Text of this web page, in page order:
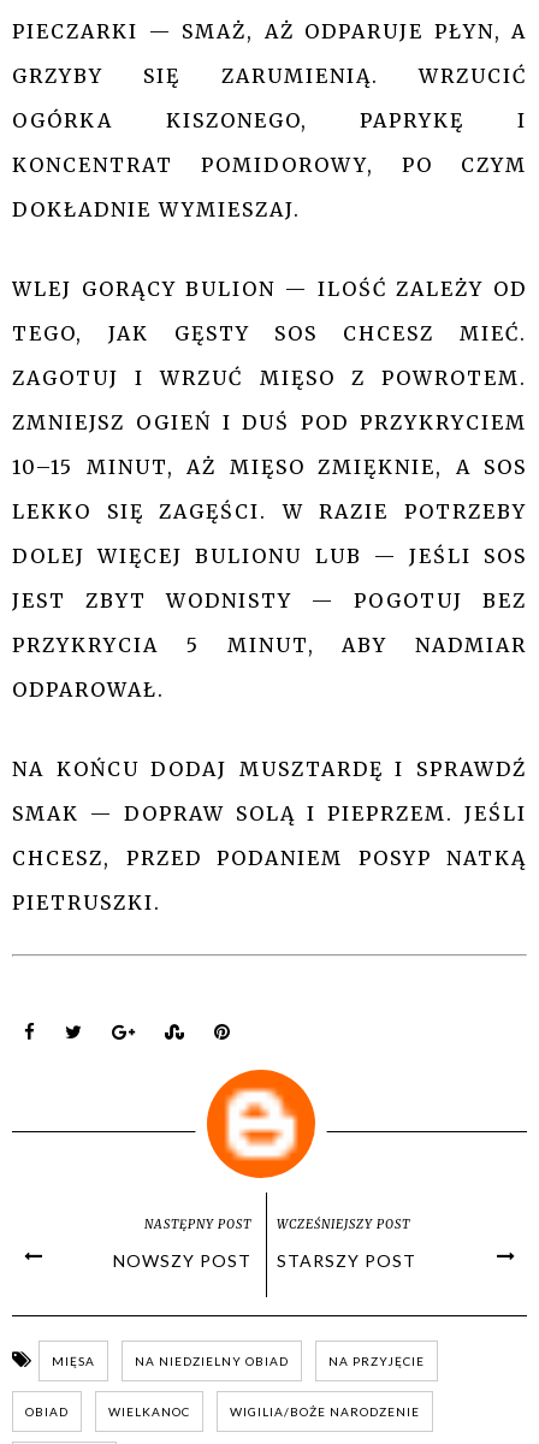
PIECZARKI — SMAŻ, AŻ ODPARUJE PŁYN, A
GRZYBY SIĘ ZARUMIENIĄ. WRZUCIĆ
OGÓRKA KISZONEGO, PAPRYKĘ I
KONCENTRAT POMIDOROWY, PO CZYM
DOKŁADNIE WYMIESZAJ.
WLEJ GORĄCY BULION — ILOŚĆ ZALEŻY OD
TEGO, JAK GĘSTY SOS CHCESZ MIEĆ.
ZAGOTUJ I WRZUĆ MIĘSO Z POWROTEM.
ZMNIEJSZ OGIEŃ I DUŚ POD PRZYKRYCIEM
10–15 MINUT, AŻ MIĘSO ZMIĘKNIE, A SOS
LEKKO SIĘ ZAGĘŚCI. W RAZIE POTRZEBY
DOLEJ WIĘCEJ BULIONU LUB — JEŚLI SOS
JEST ZBYT WODNISTY — POGOTUJ BEZ
PRZYKRYCIA 5 MINUT, ABY NADMIAR
ODPAROWAŁ.
NA KOŃCU DODAJ MUSZTARDĘ I SPRAWDŹ
SMAK — DOPRAW SOLĄ I PIEPRZEM. JEŚLI
CHCESZ, PRZED PODANIEM POSYP NATKĄ
PIETRUSZKI.
NASTĘPNY POST
NOWSZY POST
WCZEŚNIEJSZY POST
STARSZY POST
MIĘSA NA NIEDZIELNY OBIAD NA PRZYJĘCIE
OBIAD WIELKANOC WIGILIA/BOŻE NARODZENIE